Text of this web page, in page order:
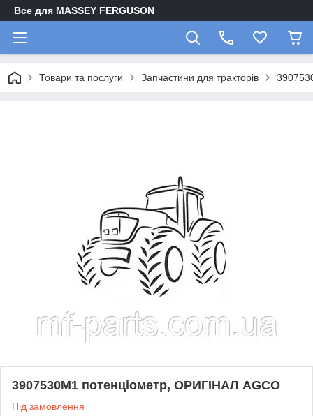
Все для MASSEY FERGUSON
Товари та послуги Запчастини для тракторів
3907530M1 потенціометр, ОРИГІНАЛ AGCO
Під замовлення